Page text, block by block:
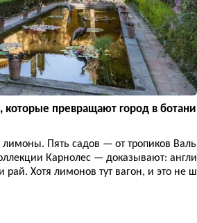
которые превращают город в ботани
Пять садов — от тропиков Валь
Карнолес — доказывают: англи
рай. Хотя лимонов тут вагон, и это не ш